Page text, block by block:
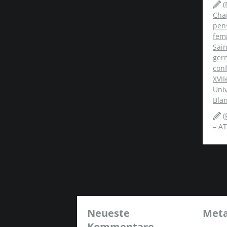
–
Neueste